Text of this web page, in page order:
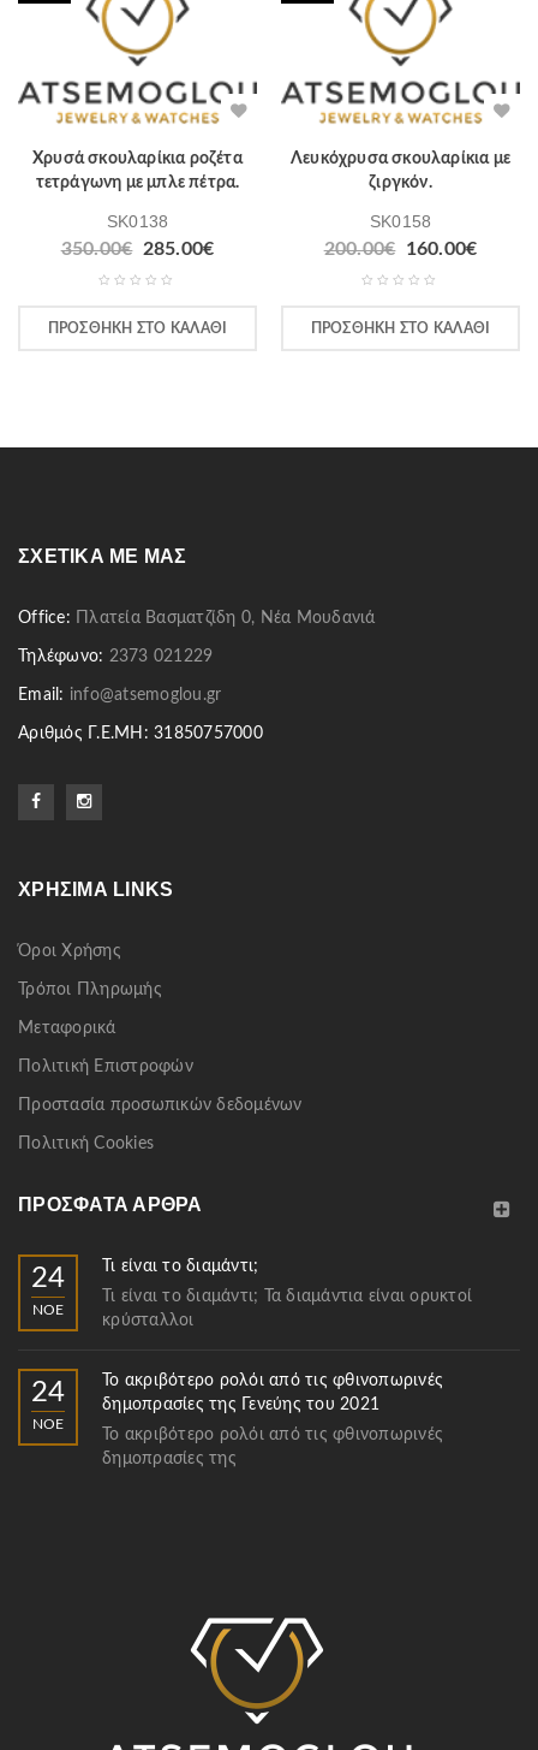
Χρυσά σκουλαρίκια ροζέτα
τετράγωνη με μπλε πέτρα.
SK0138
350.00€ 285.00€
ΠΡΟΣΘΉΚΗ ΣΤΟ ΚΑΛΆΘΙ
Λευκόχρυσα σκουλαρίκια με
ζιργκόν.
SK0158
200.00€ 160.00€
ΠΡΟΣΘΉΚΗ ΣΤΟ ΚΑΛΆΘΙ
ΣΧΕΤΙΚΆ ΜΕ ΜΑΣ
Office: Πλατεία Βασματζίδη 0, Νέα Μουδανιά
Τηλέφωνο: 2373 021229
Email: info@atsemoglou.gr
Αριθμός Γ.Ε.ΜΗ: 31850757000
ΧΡΉΣΙΜΑ LINKS
Όροι Χρήσης
Τρόποι Πληρωμής
Μεταφορικά
Πολιτική Επιστροφών
Προστασία προσωπικών δεδομένων
Πολιτική Cookies
ΠΡΌΣΦΑΤΑ ΆΡΘΡΑ
24
ΝΟΈ
Τι είναι το διαμάντι;
Τι είναι το διαμάντι; Τα διαμάντια είναι ορυκτοί
κρύσταλλοι
24
ΝΟΈ
Το ακριβότερο ρολόι από τις φθινοπωρινές
δημοπρασίες της Γενεύης του 2021
Το ακριβότερο ρολόι από τις φθινοπωρινές
δημοπρασίες της